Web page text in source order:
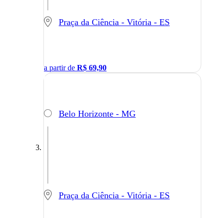
Praça da Ciência - Vitória - ES
a partir de R$ 69,90
Belo Horizonte - MG
Praça da Ciência - Vitória - ES